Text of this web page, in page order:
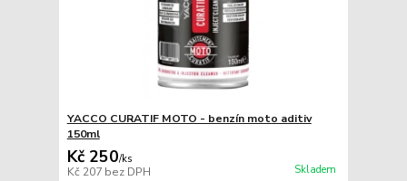
YACCO CURATIF MOTO - benzín moto aditiv
150ml
Kč 250/ks
Kč 207 bez DPH Skladem